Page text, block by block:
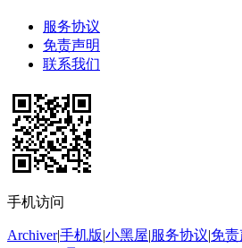
服务协议
免责声明
联系我们
手机访问
Archiver|手机版|小黑屋|服务协议|免责